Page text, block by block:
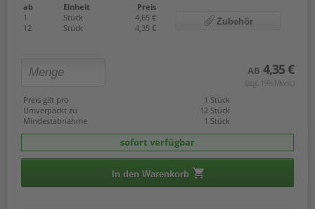
ab Einheit
Preis
1
Stück
4,65 €
12
Stück 4,35 €
Zubehör
AB 4,35 €
(zzgl. 19% Mwst.)
Preis gilt pro
1 Stück
Umverpackt zu
12 Stück
Mindestabnahme
1 Stück
sofort verfügbar
In den Warenkorb